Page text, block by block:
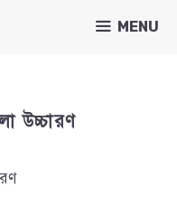
MENU
উচ্চারণ